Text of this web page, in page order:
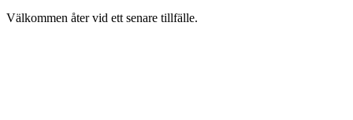
Välkommen åter vid ett senare tillfälle.